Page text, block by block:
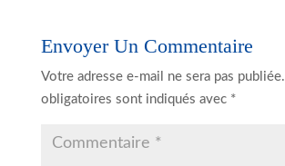
Envoyer Un Commentaire
Votre adresse e-mail ne sera pas publiée.
obligatoires sont indiqués avec *